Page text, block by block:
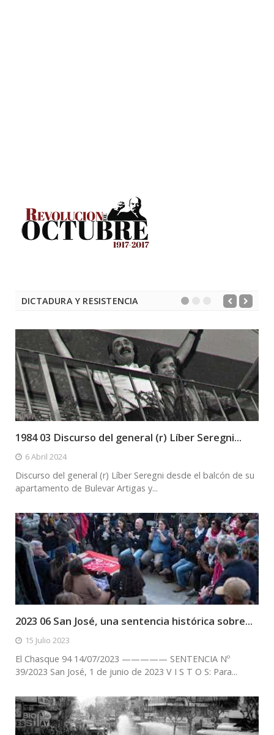
DICTADURA Y RESISTENCIA
1984 03 Discurso del general (r) Líber Seregni...
6 Abril 2024
Discurso del general (r) Líber Seregni desde el balcón de su
apartamento de Bulevar Artigas y...
2023 06 San José, una sentencia histórica sobre...
15 Julio 2023
El Chasque 94 14/07/2023 ————— SENTENCIA Nº
39/2023 San José, 1 de junio de 2023 V I S T O S: Para...